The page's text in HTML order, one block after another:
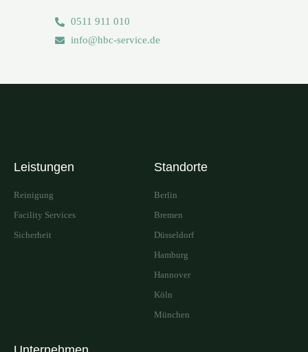
0511 911 010
info@hbc-service.de
Leistungen
Reinigung
Facility Services
Sicherheit
Standorte
Berlin
Bremen
Düsseldorf
Hamburg
Hannover
Köln
München